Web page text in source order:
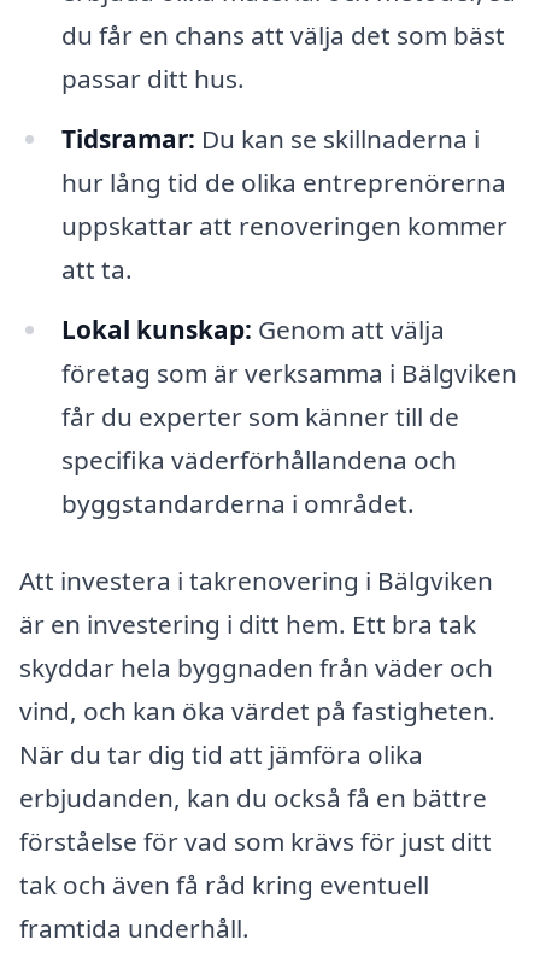
du får en chans att välja det som bäst
passar ditt hus.
Tidsramar: Du kan se skillnaderna i
hur lång tid de olika entreprenörerna
uppskattar att renoveringen kommer
att ta.
Lokal kunskap: Genom att välja
företag som är verksamma i Bälgviken
får du experter som känner till de
specifika väderförhållandena och
byggstandarderna i området.
Att investera i takrenovering i Bälgviken
är en investering i ditt hem. Ett bra tak
skyddar hela byggnaden från väder och
vind, och kan öka värdet på fastigheten.
När du tar dig tid att jämföra olika
erbjudanden, kan du också få en bättre
förståelse för vad som krävs för just ditt
tak och även få råd kring eventuell
framtida underhåll.